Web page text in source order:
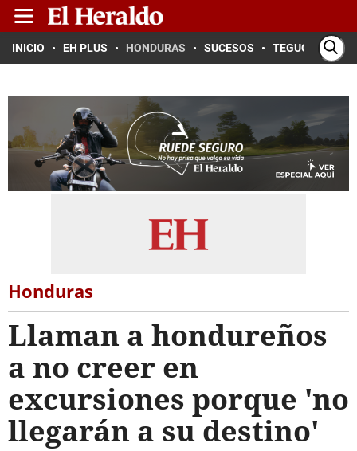
INICIO EH PLUS HONDURAS SUCESOS TEGUCIGALPA
Honduras
Llaman a hondureños
a no creer en
excursiones porque 'no
llegarán a su destino'